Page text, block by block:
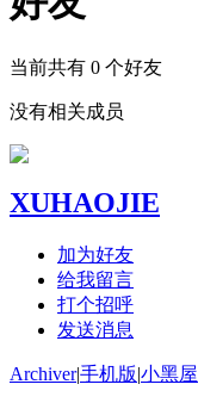
当前共有 0 个好友
没有相关成员
XUHAOJIE
加为好友
给我留言
打个招呼
发送消息
Archiver|手机版|小黑屋